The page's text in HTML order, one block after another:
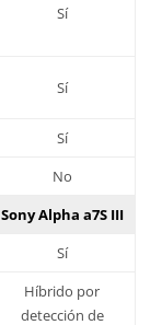
Sí
Sí
Sí
No
Sony Alpha a7S III
Sí
Híbrido por
detección de